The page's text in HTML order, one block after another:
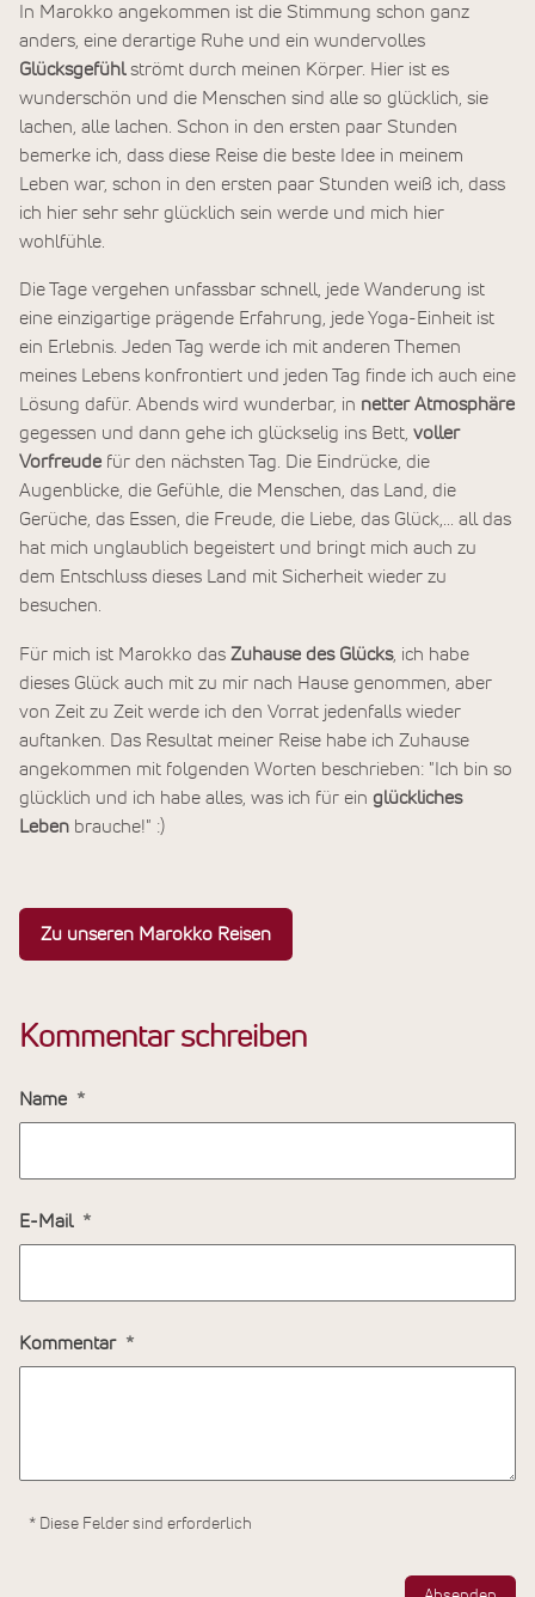
In Marokko angekommen ist die Stimmung schon ganz
anders, eine derartige Ruhe und ein wundervolles
Glücksgefühlströmt durch meinen Körper. Hier ist es
wunderschön und die Menschen sind alle so glücklich, sie
lachen, alle lachen. Schon in den ersten paar Stunden
bemerke ich, dass diese Reise die beste Idee in meinem
Leben war, schon in den ersten paar Stunden weiß ich, dass
ich hier sehr sehr glücklich sein werde und mich hier
wohlfühle.
Die Tage vergehen unfassbar schnell, jede Wanderung ist
eine einzigartige prägende Erfahrung, jede Yoga-Einheit ist
ein Erlebnis. Jeden Tag werde ich mit anderen Themen
meines Lebens konfrontiert und jeden Tag finde ich auch eine
Lösung dafür. Abends wird wunderbar, in netter Atmosphäre
gegessen und dann gehe ich glückselig ins Bett, voller
Vorfreude für den nächsten Tag. Die Eindrücke, die
Augenblicke, die Gefühle, die Menschen, das Land, die
Gerüche, das Essen, die Freude, die Liebe, das Glück,... all das
hat mich unglaublich begeistert und bringt mich auch zu
dem Entschluss dieses Land mit Sicherheit wieder zu
besuchen.
Für mich ist Marokko das Zuhause des Glücks, ich habe
dieses Glück auch mit zu mir nach Hause genommen, aber
von Zeit zu Zeit werde ich den Vorrat jedenfalls wieder
auftanken. Das Resultat meiner Reise habe ich Zuhause
angekommen mit folgenden Worten beschrieben: "Ich bin so
glücklich und ich habe alles, was ich für ein glückliches
Leben brauche!" :)
Zu unseren Marokko Reisen
Kommentar schreiben
Name
E-Mail
Kommentar
* Diese Felder sind erforderlich